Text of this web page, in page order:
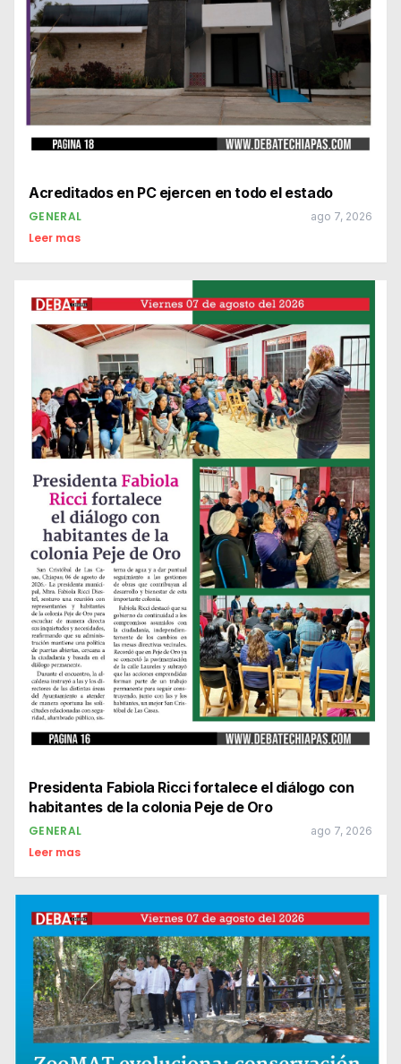
Acreditados en PC ejercen en todo el estado
GENERAL ago 7, 2026
Leer mas
Presidenta Fabiola Ricci fortalece el diálogo con
habitantes de la colonia Peje de Oro
GENERAL ago 7, 2026
Leer mas